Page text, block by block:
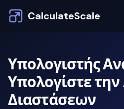
CalculateScale
Υπολογιστής
Υπολογίστε
Διαστάσεων